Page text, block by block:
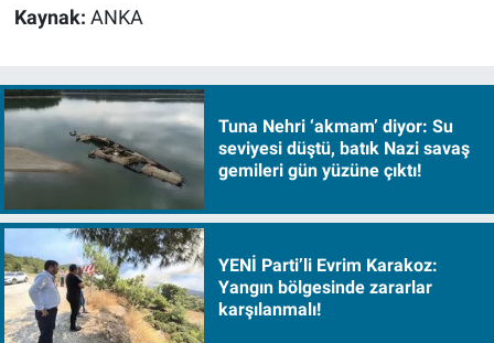
Kaynak: ANKA
Tuna Nehri ‘akmam’ diyor: Su
seviyesi düştü, batık Nazi savaş
gemileri gün yüzüne çıktı!
YENİ Parti’li Evrim Karakoz:
Yangın bölgesinde zararlar
karşılanmalı!